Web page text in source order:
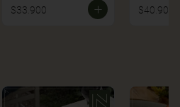
$33.900 $40.900